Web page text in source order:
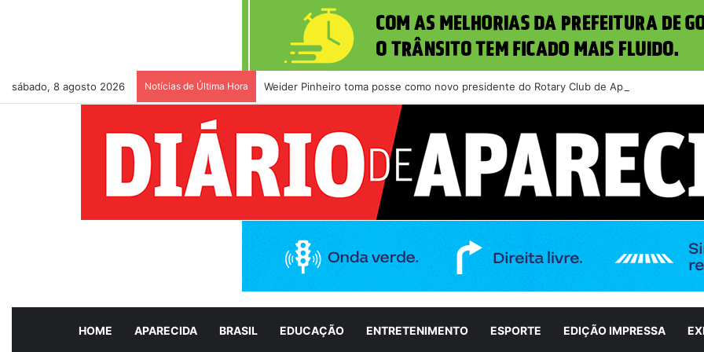
sábado, 8 agosto 2026 Notícias de Última Hora Weider Pinheiro toma posse como novo presidente do Rotary Club de Aparecida de
HOME APARECIDA BRASIL EDUCAÇÃO ENTRETENIMENTO ESPORTE EDIÇÃO IMPRESSA